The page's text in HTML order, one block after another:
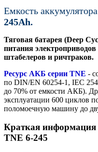
Емкость
245Ah.
Тяговая батарея (Deep
питания
штабелеров и ричтраков.
Ресурс АКБ серии TNE -
по DIN/EN 60254-1, IEC
до 70% от емкости АКБ).
эксплуатации 600 циклов
поломоечную машину до
Краткая информация
TNE 6-245